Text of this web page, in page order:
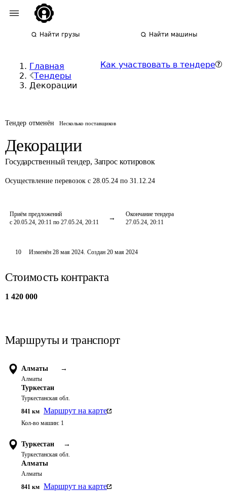
Найти грузы Найти машины
Главная
Тендеры
Декорации
Как участвовать в тендере
Тендер отменён Несколько поставщиков
Декорации
Государственный тендер, Запрос котировок
Осуществление перевозок с 28.05.24 по 31.12.24
Приём предложений
с 20.05.24, 20:11 по 27.05.24, 20:11
Окончание тендера
27.05.24, 20:11
10 Изменён28 мая 2024. Создан 20 мая 2024
Стоимость контракта
1 420 000
Маршруты и транспорт
Алматы →
Алматы
Туркестан
Туркестанская обл.
841 км Маршрут на карте
Кол-во машин: 1
Туркестан →
Туркестанская обл.
Алматы
Алматы
841 км Маршрут на карте